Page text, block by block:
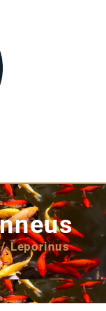
Leporinus